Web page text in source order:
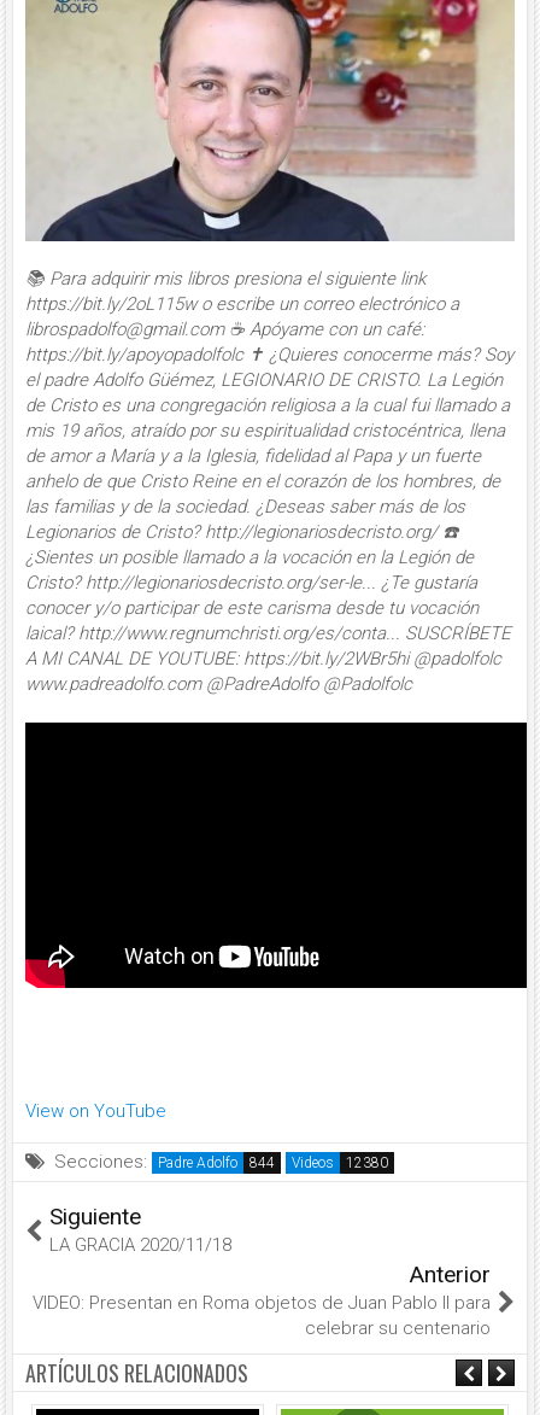
📚 Para adquirir mis libros presiona el siguiente link
https://bit.ly/2oL115w o escribe un correo electrónico a
librospadolfo@gmail.com ☕️ Apóyame con un café:
https://bit.ly/apoyopadolfolc ✝️ ¿Quieres conocerme más? Soy
el padre Adolfo Güémez, LEGIONARIO DE CRISTO. La Legión
de Cristo es una congregación religiosa a la cual fui llamado a
mis 19 años, atraído por su espiritualidad cristocéntrica, llena
de amor a María y a la Iglesia, fidelidad al Papa y un fuerte
anhelo de que Cristo Reine en el corazón de los hombres, de
las familias y de la sociedad. ¿Deseas saber más de los
Legionarios de Cristo? http://legionariosdecristo.org/ ☎️
¿Sientes un posible llamado a la vocación en la Legión de
Cristo? http://legionariosdecristo.org/ser-le... ¿Te gustaría
conocer y/o participar de este carisma desde tu vocación
laical? http://www.regnumchristi.org/es/conta... SUSCRÍBETE
A MI CANAL DE YOUTUBE: https://bit.ly/2WBr5hi @padolfolc
www.padreadolfo.com @PadreAdolfo @Padolfolc
View on YouTube
Secciones: Padre Adolfo Videos
Siguiente
LA GRACIA 2020/11/18
Anterior
VIDEO: Presentan en Roma objetos de Juan Pablo II para
celebrar su centenario
ARTÍCULOS RELACIONADOS